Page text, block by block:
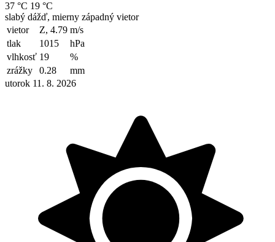
37 °C 19 °C
slabý dážď, mierny západný vietor
vietor
Z, 4.79 m/s
tlak
1015
hPa
vlhkosť 19
%
zrážky
0.28
mm
utorok 11. 8. 2026